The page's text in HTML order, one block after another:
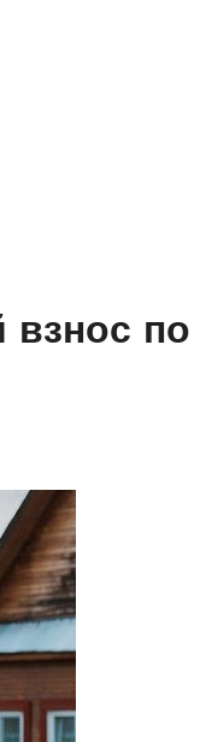
взнос по